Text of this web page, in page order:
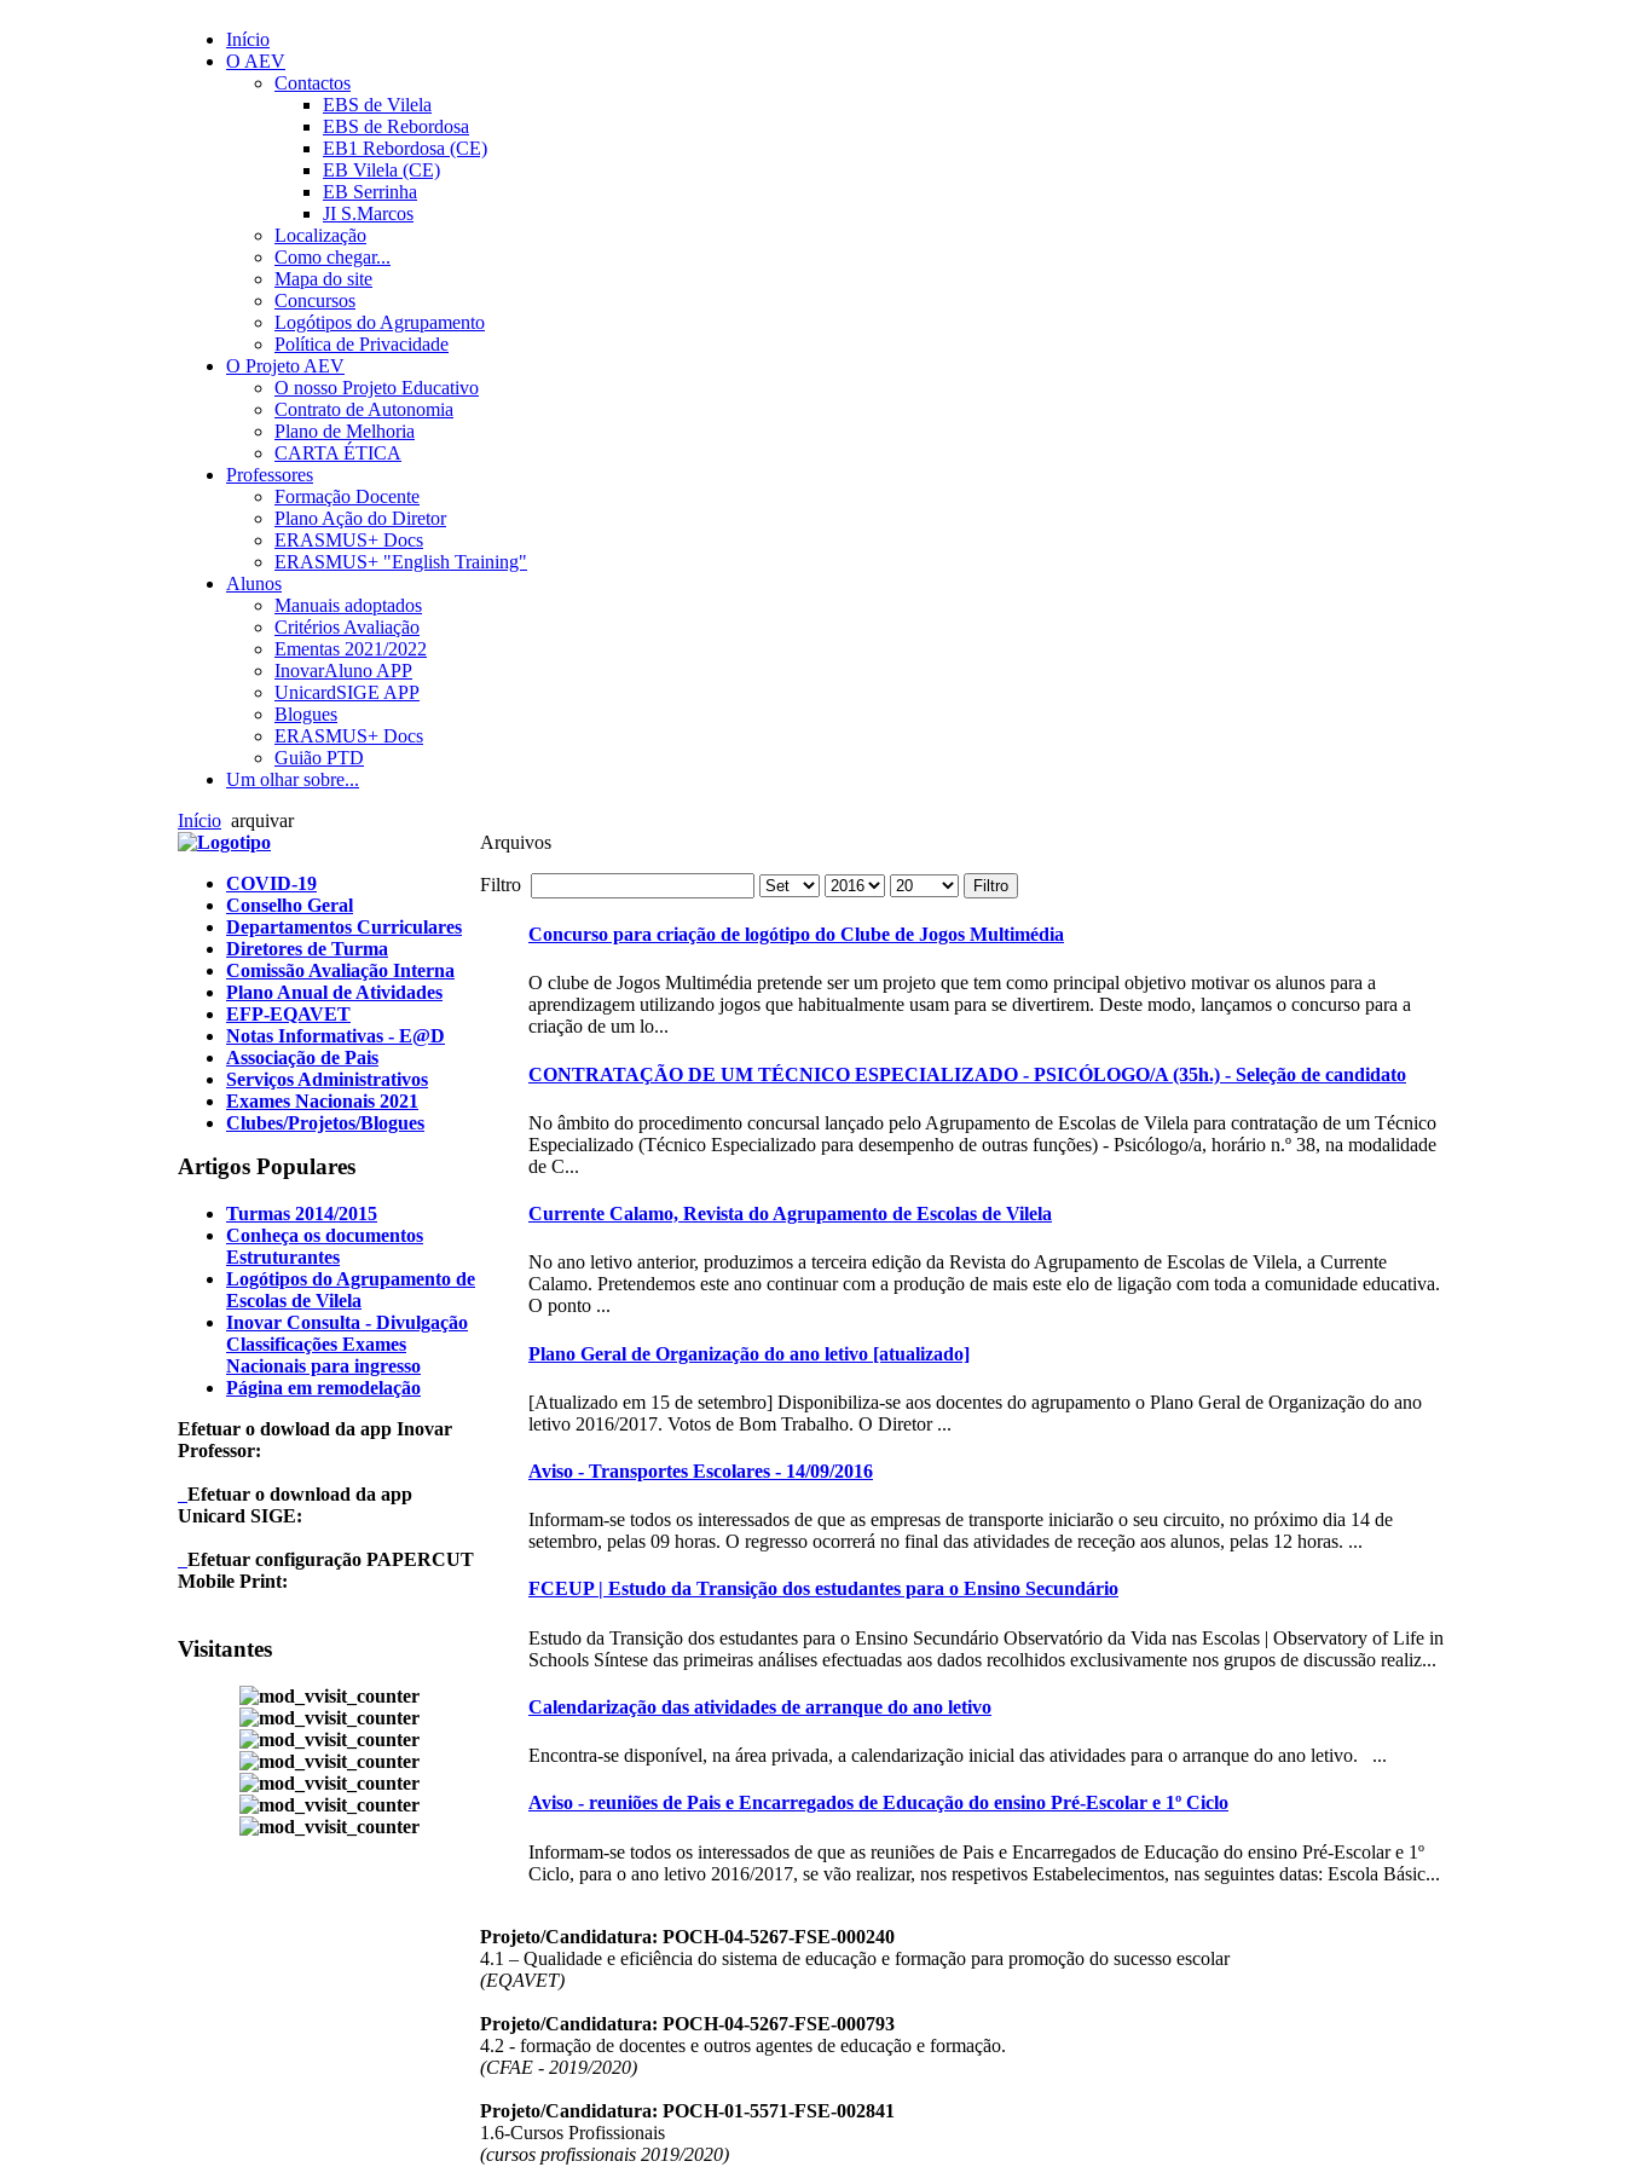
Início
O AEV
Contactos
EBS de Vilela
EBS de Rebordosa
EB1 Rebordosa (CE)
EB Vilela (CE)
EB Serrinha
JI S.Marcos
Localização
Como chegar...
Mapa do site
Concursos
Logótipos do Agrupamento
Política de Privacidade
O Projeto AEV
O nosso Projeto Educativo
Contrato de Autonomia
Plano de Melhoria
CARTA ÉTICA
Professores
Formação Docente
Plano Ação do Diretor
ERASMUS+ Docs
ERASMUS+ "English Training"
Alunos
Manuais adoptados
Critérios Avaliação
Ementas 2021/2022
InovarAluno APP
UnicardSIGE APP
Blogues
ERASMUS+ Docs
Guião PTD
Um olhar sobre...
Início arquivar
Arquivos
Filtro Filtro
Concurso para criação de logótipo do Clube de Jogos Multimédia
O clube de Jogos Multimédia pretende ser um projeto que tem como principal objetivo motivar os alunos para a
aprendizagem utilizando jogos que habitualmente usam para se divertirem. Deste modo, lançamos o concurso para a
criação de um lo...
CONTRATAÇÃO DE UM TÉCNICO ESPECIALIZADO - PSICÓLOGO/A (35h.) - Seleção de candidato
No âmbito do procedimento concursal lançado pelo Agrupamento de Escolas de Vilela para contratação de um Técnico
Especializado (Técnico Especializado para desempenho de outras funções) - Psicólogo/a, horário n.º 38, na modalidade
de C...
Currente Calamo, Revista do Agrupamento de Escolas de Vilela
No ano letivo anterior, produzimos a terceira edição da Revista do Agrupamento de Escolas de Vilela, a Currente
Calamo. Pretendemos este ano continuar com a produção de mais este elo de ligação com toda a comunidade educativa.
O ponto ...
Plano Geral de Organização do ano letivo [atualizado]
[Atualizado em 15 de setembro] Disponibiliza-se aos docentes do agrupamento o Plano Geral de Organização do ano
letivo 2016/2017. Votos de Bom Trabalho. O Diretor ...
Aviso - Transportes Escolares - 14/09/2016
Informam-se todos os interessados de que as empresas de transporte iniciarão o seu circuito, no próximo dia 14 de
setembro, pelas 09 horas. O regresso ocorrerá no final das atividades de receção aos alunos, pelas 12 horas. ...
FCEUP | Estudo da Transição dos estudantes para o Ensino Secundário
Estudo da Transição dos estudantes para o Ensino Secundário Observatório da Vida nas Escolas | Observatory of Life in
Schools Síntese das primeiras análises efectuadas aos dados recolhidos exclusivamente nos grupos de discussão realiz...
Calendarização das atividades de arranque do ano letivo
Encontra-se disponível, na área privada, a calendarização inicial das atividades para o arranque do ano letivo. ...
Aviso - reuniões de Pais e Encarregados de Educação do ensino Pré-Escolar e 1º Ciclo
Informam-se todos os interessados de que as reuniões de Pais e Encarregados de Educação do ensino Pré-Escolar e 1º
Ciclo, para o ano letivo 2016/2017, se vão realizar, nos respetivos Estabelecimentos, nas seguintes datas: Escola Básic...
Projeto/Candidatura: POCH-04-5267-FSE-000240
4.1 – Qualidade e eficiência do sistema de educação e formação para promoção do sucesso escolar
(EQAVET)
Projeto/Candidatura: POCH-04-5267-FSE-000793
4.2 - formação de docentes e outros agentes de educação e formação.
(CFAE - 2019/2020)
Projeto/Candidatura: POCH-01-5571-FSE-002841
1.6-Cursos Profissionais
(cursos profissionais 2019/2020)
COVID-19
Conselho Geral
Departamentos Curriculares
Diretores de Turma
Comissão Avaliação Interna
Plano Anual de Atividades
EFP-EQAVET
Notas Informativas - E@D
Associação de Pais
Serviços Administrativos
Exames Nacionais 2021
Clubes/Projetos/Blogues
Artigos Populares
Turmas 2014/2015
Conheça os documentos
Estruturantes
Logótipos do Agrupamento de
Escolas de Vilela
Inovar Consulta - Divulgação
Classificações Exames
Nacionais para ingresso
Página em remodelação
Efetuar o dowload da app Inovar
Professor:
Efetuar o download da app
Unicard SIGE:
Efetuar configuração PAPERCUT
Mobile Print:
Visitantes